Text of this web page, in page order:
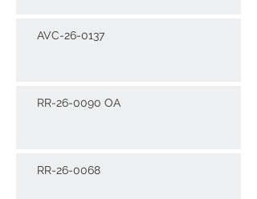
AVC-26-0137
RR-26-0090 OA
RR-26-0068